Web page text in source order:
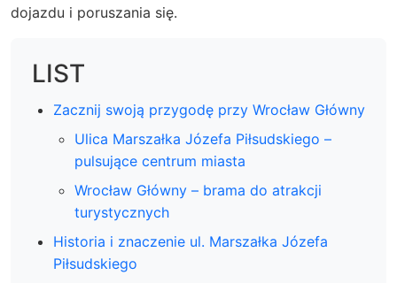
dojazdu i poruszania się.
LIST
Zacznij swoją przygodę przy Wrocław Główny
Ulica Marszałka Józefa Piłsudskiego –
pulsujące centrum miasta
Wrocław Główny – brama do atrakcji
turystycznych
Historia i znaczenie ul. Marszałka Józefa
Piłsudskiego